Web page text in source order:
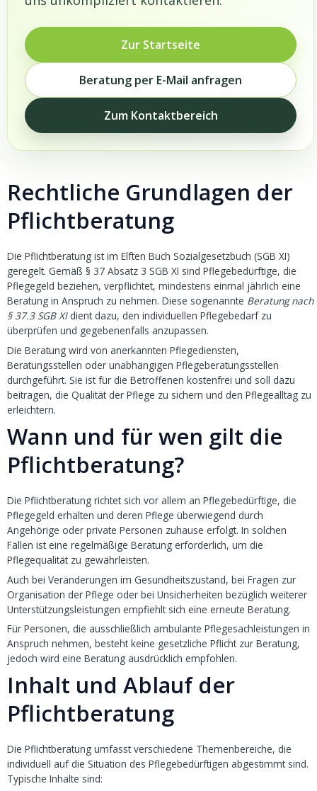
Zur Startseite
Beratung per E-Mail anfragen
Zum Kontaktbereich
Rechtliche Grundlagen der
Pflichtberatung
Die Pflichtberatung ist im Elften Buch Sozialgesetzbuch (SGB XI)
geregelt. Gemäß § 37 Absatz 3 SGB XI sind Pflegebedürftige, die
Pflegegeld beziehen, verpflichtet, mindestens einmal jährlich eine
Beratung in Anspruch zu nehmen. Diese sogenannte Beratung nach
§ 37.3 SGB XIdient dazu, den individuellen Pflegebedarf zu
überprüfen und gegebenenfalls anzupassen.
Die Beratung wird von anerkannten Pflegediensten,
Beratungsstellen oder unabhängigen Pflegeberatungsstellen
durchgeführt. Sie ist für die Betroffenen kostenfrei und soll dazu
beitragen, die Qualität der Pflege zu sichern und den Pflegealltag zu
erleichtern.
Wann und für wen gilt die
Pflichtberatung?
Die Pflichtberatung richtet sich vor allem an Pflegebedürftige, die
Pflegegeld erhalten und deren Pflege überwiegend durch
Angehörige oder private Personen zuhause erfolgt. In solchen
Fällen ist eine regelmäßige Beratung erforderlich, um die
Pflegequalität zu gewährleisten.
Auch bei Veränderungen im Gesundheitszustand, bei Fragen zur
Organisation der Pflege oder bei Unsicherheiten bezüglich weiterer
Unterstützungsleistungen empfiehlt sich eine erneute Beratung.
Für Personen, die ausschließlich ambulante Pflegesachleistungen in
Anspruch nehmen, besteht keine gesetzliche Pflicht zur Beratung,
jedoch wird eine Beratung ausdrücklich empfohlen.
Inhalt und Ablauf der
Pflichtberatung
Die Pflichtberatung umfasst verschiedene Themenbereiche, die
individuell auf die Situation des Pflegebedürftigen abgestimmt sind.
Typische Inhalte sind: